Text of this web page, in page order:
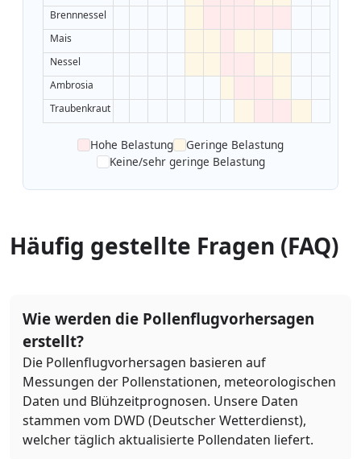
Brennnessel
Mais
Nessel
Ambrosia
Traubenkraut
Hohe Belastung
Geringe Belastung
Keine/sehr geringe Belastung
Häufig gestellte Fragen (FAQ)
Wie werden die Pollenflugvorhersagen
erstellt?
Die Pollenflugvorhersagen basieren auf
Messungen der Pollenstationen, meteorologischen
Daten und Blühzeitprognosen. Unsere Daten
stammen vom DWD (Deutscher Wetterdienst),
welcher täglich aktualisierte Pollendaten liefert.